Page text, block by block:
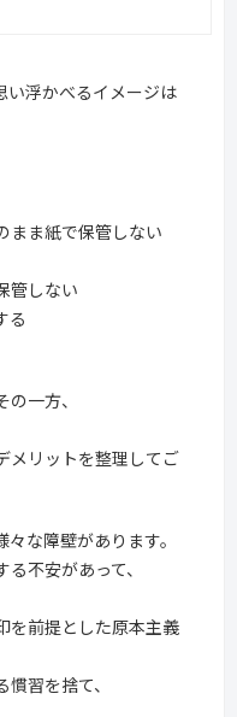
い浮かべるイメージは
まま紙で保管しない
管しない
る
一方、
メリットを整理してご
な障壁があります。
不安があって、
を前提とした原本主義
習を捨て、